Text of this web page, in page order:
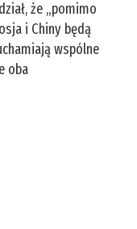
że „pomimo
i Chiny będą
wspólne
oba